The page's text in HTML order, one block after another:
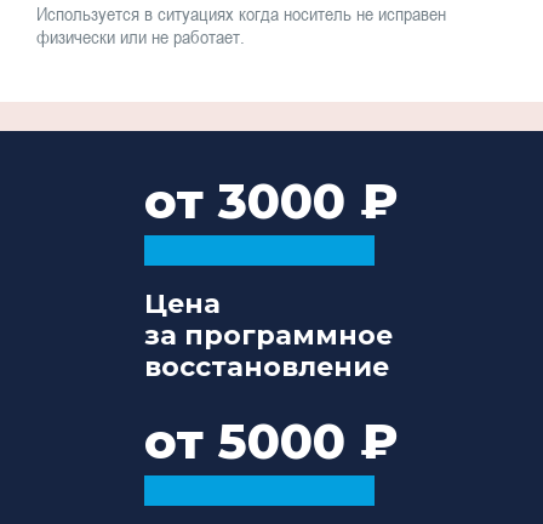
Используется в ситуациях когда носитель не исправен
физически или не работает.
от 3000
Цена
за программное
восстановление
от 5000